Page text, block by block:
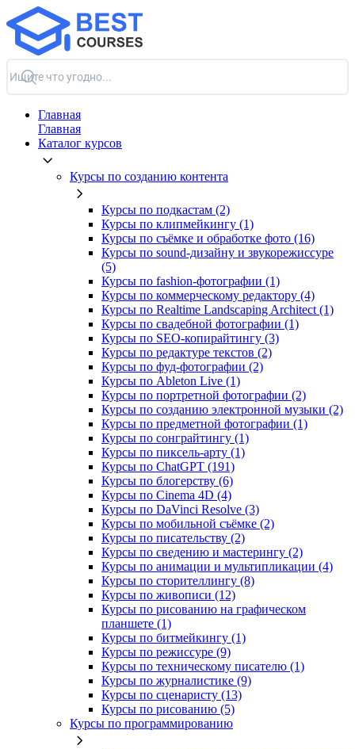
Главная
Главная
Каталог курсов
Курсы по созданию контента
Курсы по подкастам (2)
Курсы по клипмейкингу (1)
Курсы по съёмке и обработке фото (16)
Курсы по sound-дизайну и звукорежиссуре
(5)
Курсы по fashion-фотографии (1)
Курсы по коммерческому редактору (4)
Курсы по Realtime Landscaping Architect (1)
Курсы по свадебной фотографии (1)
Курсы по SEO-копирайтингу (3)
Курсы по редактуре текстов (2)
Курсы по фуд-фотографии (2)
Курсы по Ableton Live (1)
Курсы по портретной фотографии (2)
Курсы по созданию электронной музыки (2)
Курсы по предметной фотографии (1)
Курсы по сонграйтингу (1)
Курсы по пиксель-арту (1)
Курсы по ChatGPT (191)
Курсы по блогерству (6)
Курсы по Cinema 4D (4)
Курсы по DaVinci Resolve (3)
Курсы по мобильной съёмке (2)
Курсы по писательству (2)
Курсы по сведению и мастерингу (2)
Курсы по анимации и мультипликации (4)
Курсы по сторителлингу (8)
Курсы по живописи (12)
Курсы по рисованию на графическом
планшете (1)
Курсы по битмейкингу (1)
Курсы по режиссуре (9)
Курсы по техническому писателю (1)
Курсы по журналистике (9)
Курсы по сценаристу (13)
Курсы по рисованию (5)
Курсы по программированию